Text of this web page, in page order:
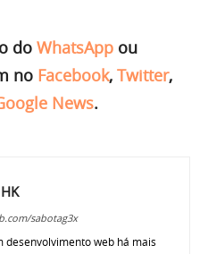
do WhatsApp ou
no Facebook, Twitter,
News.
sabotag3x
desenvolvimento web há mais